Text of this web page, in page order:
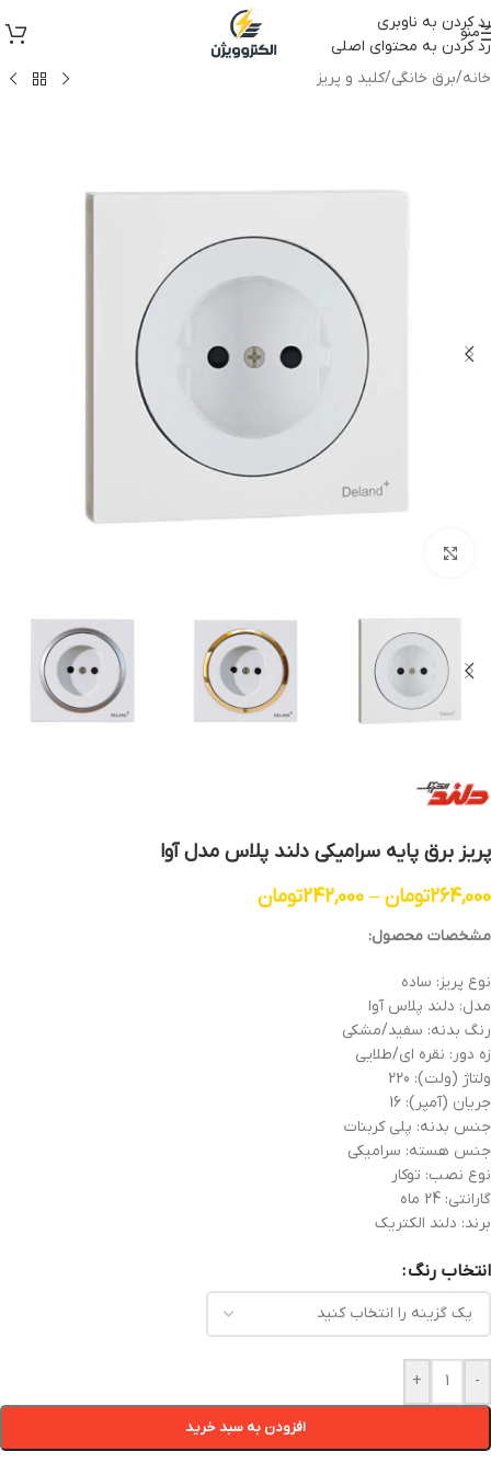
رد کردن به ناوبری
رد کردن به محتوای اصلی
منو
خانه/برق خانگی/کلید و پریز
پریز برق پایه سرامیکی دلند پلاس مدل آوا
264,000تومان –
242,000تومان
مشخصات محصول:
نوع پریز: ساده
مدل: دلند پلاس آوا
رنگ بدنه: سفید/مشکی
زه دور: نقره ای/طلایی
ولتاژ (ولت): 220
جریان (آمپر): 16
جنس بدنه: پلی کربنات
جنس هسته: سرامیکی
نوع نصب: توکار
گارانتی: 24 ماه
برند: دلند الکتریک
انتخاب رنگ
-
+
افزودن به سبد خرید